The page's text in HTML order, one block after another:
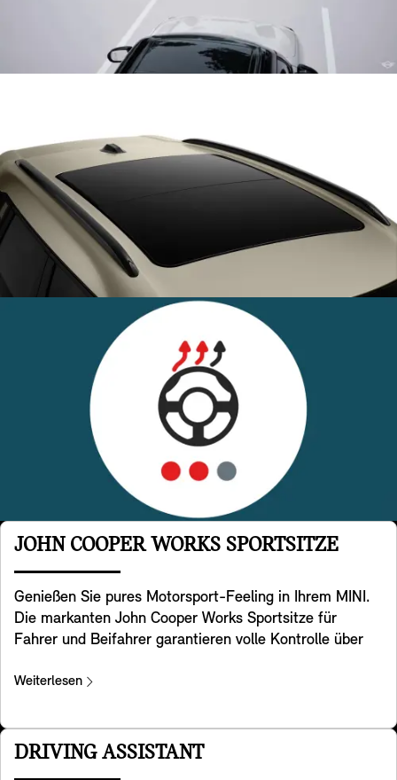
JOHN COOPER WORKS SPORTSITZE
Genießen Sie pures Motorsport-Feeling in Ihrem MINI.
Die markanten John Cooper Works Sportsitze für
Fahrer und Beifahrer garantieren volle Kontrolle über
Sitzgeometrie mit integrierten Kopfstützen und bieten
Sie Kurven mit dem für MINI typischen Handling
nehmen können. Auf der Rückseite ist eine praktische
Weiterlesen
DRIVING ASSISTANT